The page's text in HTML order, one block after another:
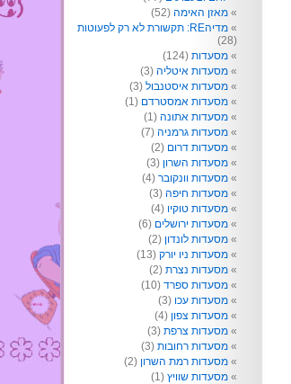
מאזן האימה (52)
מדיהRE: תקשורת לא רק לפעוטות
(28)
מסעדות (124)
מסעדות איטליה (3)
מסעדות איסטנבול (3)
מסעדות אמסטרדם (1)
מסעדות אתונה (1)
מסעדות גרמניה (7)
מסעדות דרום (2)
מסעדות השרון (3)
מסעדות וונקובר (4)
מסעדות חיפה (3)
מסעדות טוקיו (4)
מסעדות ירושלים (6)
מסעדות לונדון (2)
מסעדות ניו יורק (13)
מסעדות נצרת (2)
מסעדות ספרד (10)
מסעדות עכו (3)
מסעדות צפון (4)
מסעדות צרפת (3)
מסעדות רחובות (3)
מסעדות רמת השרון (2)
מסעדות שוויץ (1)